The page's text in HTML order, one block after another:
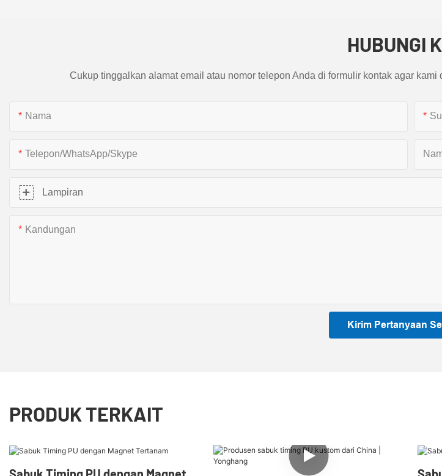
HUBUNGI
Cukup tinggalkan alamat email atau nomor telepon Anda di formulir kontak agar
Nama
Telepon/WhatsApp/Skype
Lampiran
Kandungan
Kirim Pertanyaan
PRODUK TERKAIT